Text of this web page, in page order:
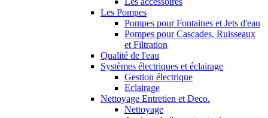
Les Pompes
Pompes pour Fontaines et Jets d'eau
Pompes pour Cascades, Ruisseaux
et Filtration
Qualité de l'eau
Systèmes électriques et éclairage
Gestion électrique
Eclairage
Nettoyage Entretien et Deco.
Nettoyage